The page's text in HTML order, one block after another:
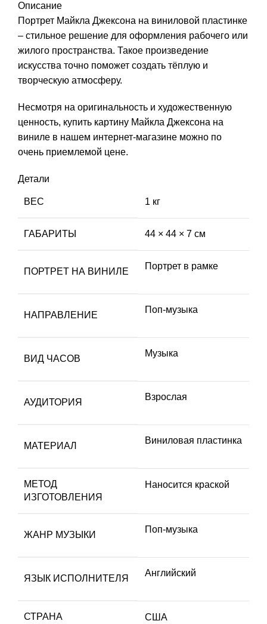
Описание
Портрет Майкла Джексона на виниловой пластинке
– стильное решение для оформления рабочего или
жилого пространства. Такое произведение
искусства точно поможет создать тёплую и
творческую атмосферу.
Несмотря на оригинальность и художественную
ценность, купить картину Майкла Джексона на
виниле в нашем интернет-магазине можно по
очень приемлемой цене.
Детали
ВЕС 1 кг
ГАБАРИТЫ 44 × 44 × 7 см
ПОРТРЕТ НА ВИНИЛЕ
Портрет в рамке
НАПРАВЛЕНИЕ
Поп-музыка
ВИД ЧАСОВ
Музыка
АУДИТОРИЯ
Взрослая
МАТЕРИАЛ
Виниловая пластинка
МЕТОД
ИЗГОТОВЛЕНИЯ
Наносится краской
ЖАНР МУЗЫКИ
Поп-музыка
ЯЗЫК ИСПОЛНИТЕЛЯ
Английский
СТРАНА США